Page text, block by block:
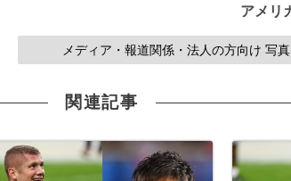
アメリ
メディア・報道関係・法人の方向け 写
関連記事